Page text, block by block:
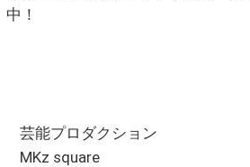
中！
芸能プロダクション
MKz square